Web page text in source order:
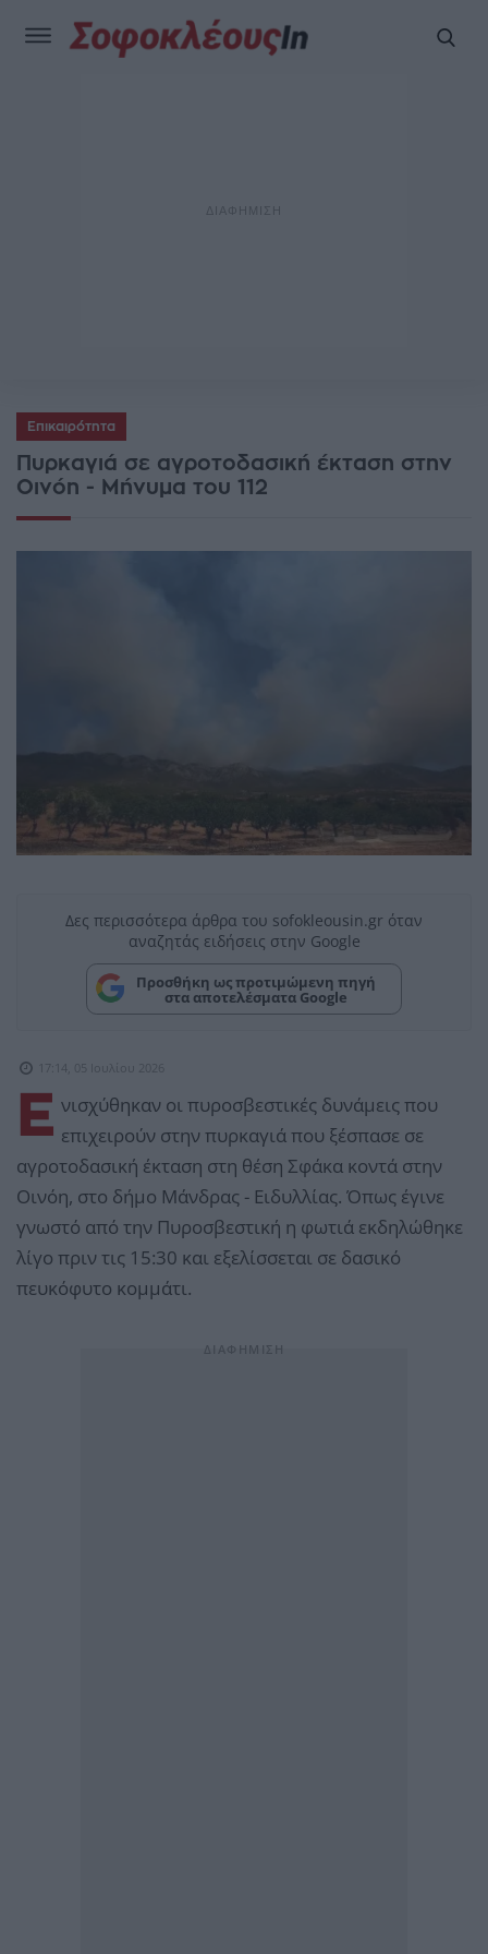
Επικαιρότητα
Πυρκαγιά σε αγροτοδασική έκταση στην
Οινόη - Μήνυμα του 112
Δες περισσότερα άρθρα του sofokleousin.gr όταν
αναζητάς ειδήσεις στην Google
Προσθήκη ως προτιμώμενη πηγή
στα αποτελέσματα Google
17:14, 05 Ιουλίου 2026
Ε νισχύθηκαν οι πυροσβεστικές δυνάμεις που
επιχειρούν στην πυρκαγιά που ξέσπασε σε
αγροτοδασική έκταση στη θέση Σφάκα κοντά στην
Οινόη, στο δήμο Μάνδρας - Ειδυλλίας. Όπως έγινε
γνωστό από την Πυροσβεστική η φωτιά εκδηλώθηκε
λίγο πριν τις 15:30 και εξελίσσεται σε δασικό
πευκόφυτο κομμάτι.